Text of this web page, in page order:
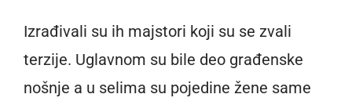
Izrađivali su ih majstori koji su se zvali
terzije. Uglavnom su bile deo građenske
nošnje a u selima su pojedine žene same